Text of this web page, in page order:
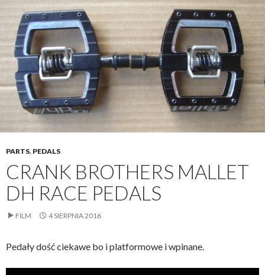
PARTS, PEDALS
CRANK BROTHERS MALLET
DH RACE PEDALS
FILM 4 SIERPNIA 2016
Pedały dość ciekawe bo i platformowe i wpinane.